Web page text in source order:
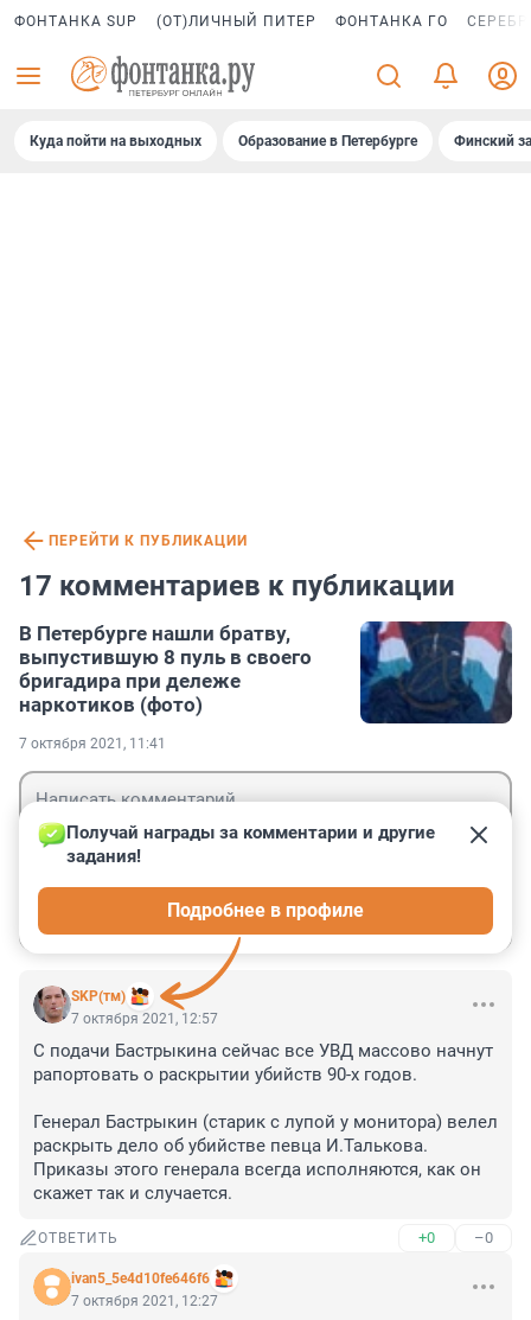
ФОНТАНКА SUP (ОТ)ЛИЧНЫЙ ПИТЕР ФОНТАНКА ГО
Куда пойти на выходных Образование в Петербурге Финский
ПЕРЕЙТИ К ПУБЛИКАЦИИ
17 комментариев к публикации
В Петербурге нашли братву,
выпустившую 8 пуль в своего
бригадира при дележе
наркотиков (фото)
7 октября 2021, 11:41
SKP(тм)
Получай награды за комментарии и другие
задания!
Подробнее в профиле
7 октября 2021, 12:57
С подачи Бастрыкина сейчас все УВД массово начнут
рапортовать о раскрытии убийств 90-х годов.
Генерал Бастрыкин (старик с лупой у монитора) велел
раскрыть дело об убийстве певца И.Талькова.
Приказы этого генерала всегда исполняются, как он
скажет так и случается.
ОТВЕТИТЬ +0 –0
ivan5_5e4d10fe646f6
7 октября 2021, 12:27